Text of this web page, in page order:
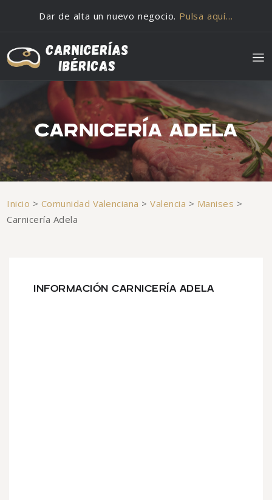
Dar de alta un nuevo negocio. Pulsa aquí…
CARNICERÍA ADELA
Inicio > Comunidad Valenciana >Valencia > Manises >
Carnicería Adela
INFORMACIÓN CARNICERÍA ADELA